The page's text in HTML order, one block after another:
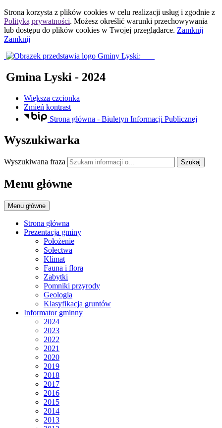
Strona korzysta z plików cookies w celu realizacji usług i zgodnie z
Polityką prywatności. Możesz określić warunki przechowywania
lub dostępu do plików cookies w Twojej przeglądarce. Zamknij
Zamknij
Gmina Lyski - 2024
Większa czcionka
Zmień kontrast
Strona główna - Biuletyn Informacji Publicznej
Wyszukiwarka
Wyszukiwana fraza Szukaj
Menu główne
Menu główne
Strona główna
Prezentacja gminy
Położenie
Sołectwa
Klimat
Fauna i flora
Zabytki
Pomniki przyrody
Geologia
Klasyfikacja gruntów
Informator gminny
2024
2023
2022
2021
2020
2019
2018
2017
2016
2015
2014
2013